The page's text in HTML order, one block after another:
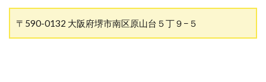
〒590-0132 大阪府堺市南区原山台５丁９−５